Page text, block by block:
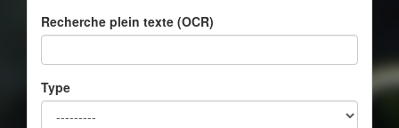
Recherche plein texte (OCR)
Type